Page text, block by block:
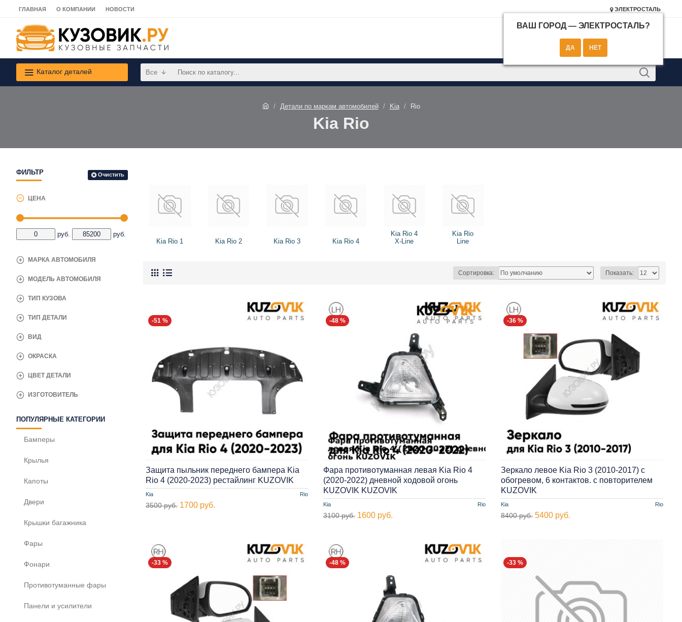
ГЛАВНАЯ О КОМПАНИИ НОВОСТИ ЭЛЕКТРОСТАЛЬ
ВАШ ГОРОД — ЭЛЕКТРОСТАЛЬ?
Каталог деталей Все
Детали по маркам автомобилей Kia Rio
Kia Rio
ФИЛЬТР Очистить
ЦЕНА
руб. руб.
МАРКА АВТОМОБИЛЯ
ВИД
ИЗГОТОВИТЕЛЬ
МОДЕЛЬ АВТОМОБИЛЯ
ОКРАСКА
ТИП ДЕТАЛИ
ТИП КУЗОВА
ЦВЕТ ДЕТАЛИ
ПОПУЛЯРНЫЕ КАТЕГОРИИ
Бамперы
Крылья
Капоты
Двери
Крышки багажника
Фары
Фонари
Противотуманные фары
Панели и усилители
Kia Rio 1 Kia Rio 2 Kia Rio 3 Kia Rio 4
Kia Rio 4
X-Line
Kia Rio
Line
Сортировка: Показать:
-51 %
Kia Rio
Защита пыльник переднего бампера Kia
Rio 4 (2020-2023) рестайлинг KUZOVIK
3500 руб. 1700 руб.
-48 %
Kia Rio
Фара противотуманная левая Kia Rio 4
(2020-2022) дневной ходовой огонь
KUZOVIK KUZOVIK
3100 руб. 1600 руб.
-36 %
Kia Rio
Зеркало левое Kia Rio 3 (2010-2017) с
обогревом, 6 контактов. с повторителем
KUZOVIK
8400 руб. 5400 руб.
-33 % -48 % -33 %